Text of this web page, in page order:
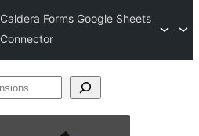
Caldera Forms Google Sheets
Connector